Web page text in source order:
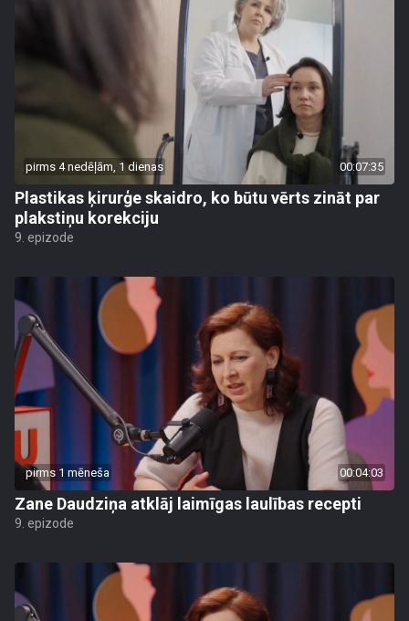
pirms 4 nedēļām, 1 dienas 00:07:35
Plastikas ķirurģe skaidro, ko būtu vērts zināt par
plakstiņu korekciju
9. epizode
pirms 1 mēneša 00:04:03
Zane Daudziņa atklāj laimīgas laulības recepti
9. epizode